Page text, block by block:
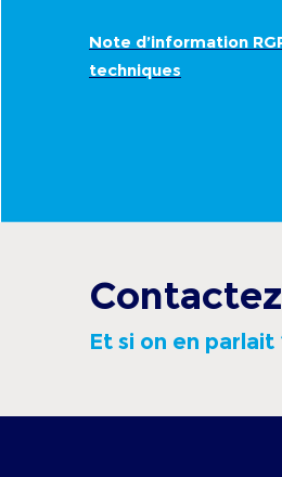
Note d’information
techniques
Et si on en parlait